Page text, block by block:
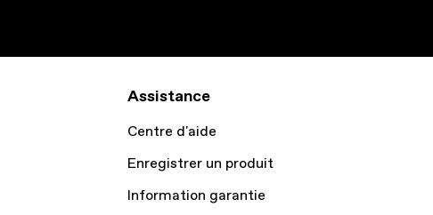
Assistance
Centre d'aide
Enregistrer un produit
Information garantie